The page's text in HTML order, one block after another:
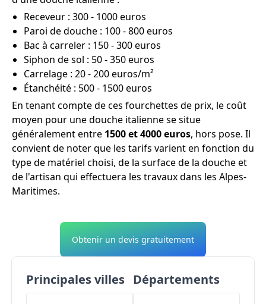
Receveur : 300 - 1000 euros
Paroi de douche : 100 - 800 euros
Bac à carreler : 150 - 300 euros
Siphon de sol : 50 - 350 euros
Carrelage : 20 - 200 euros/m²
Étanchéité : 500 - 1500 euros
En tenant compte de ces fourchettes de prix, le coût
moyen pour une douche italienne se situe
généralement entre 1500 et 4000 euros, hors pose. Il
convient de noter que les tarifs varient en fonction du
type de matériel choisi, de la surface de la douche et
de l'artisan qui effectuera les travaux dans les Alpes-
Maritimes.
Obtenir un devis gratuitement
Principales villes Départements